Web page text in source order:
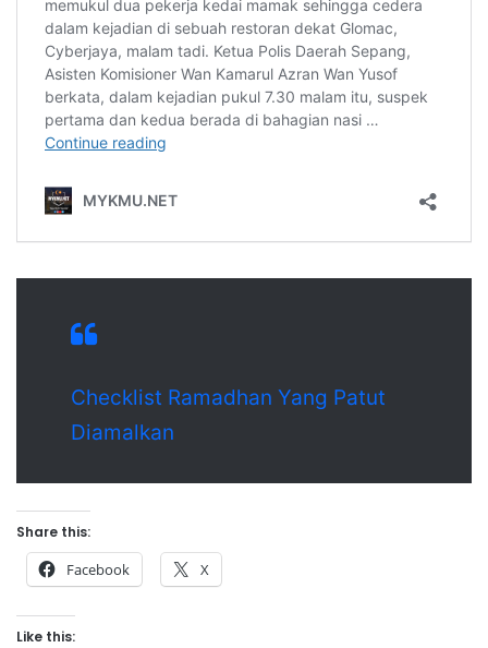
Checklist Ramadhan Yang Patut
Diamalkan
Share this:
Facebook X
Like this: